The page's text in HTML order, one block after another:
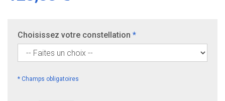
Choisissez votre constellation *
* Champs obligatoires